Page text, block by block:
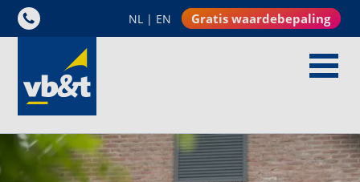
NL | EN Gratis waardebepaling